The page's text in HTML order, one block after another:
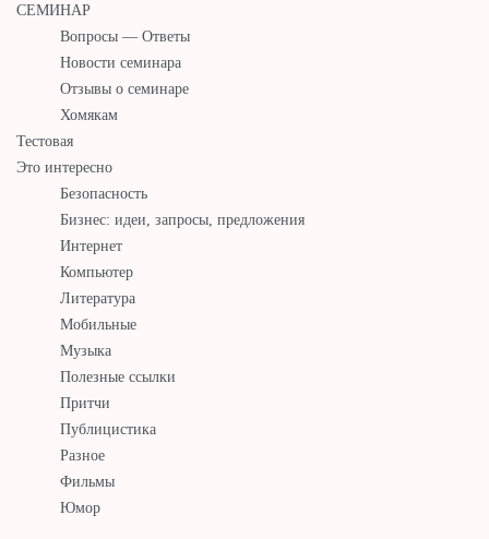
СЕМИНАР
Вопросы — Ответы
Новости семинара
Отзывы о семинаре
Хомякам
Тестовая
Это интересно
Безопасность
Бизнес: идеи, запросы, предложения
Интернет
Компьютер
Литература
Мобильные
Музыка
Полезные ссылки
Притчи
Публицистика
Разное
Фильмы
Юмор